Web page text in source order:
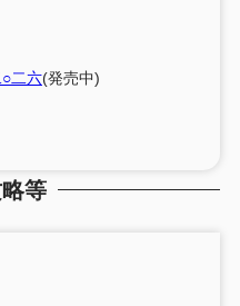
○二六(発売中)
等